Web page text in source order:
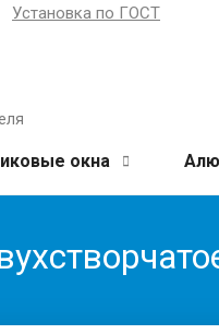
Установка по ГОСТ
окна